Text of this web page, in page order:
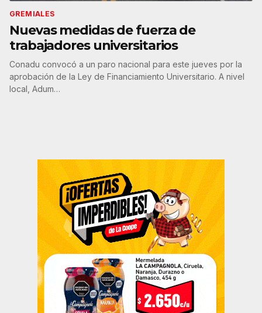
GREMIALES
Nuevas medidas de fuerza de
trabajadores universitarios
Conadu convocó a un paro nacional para este jueves por la
aprobación de la Ley de Financiamiento Universitario. A nivel
local, Adum…